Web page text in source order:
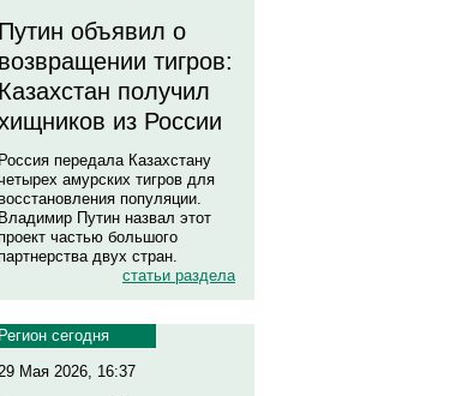
Путин объявил о
возвращении тигров:
Казахстан получил
из России
Россия передала Казахстану
амурских тигров для
восстановления популяции.
Владимир Путин назвал этот
проект частью большого
партнерства двух стран.
статьи раздела
Регион сегодня
Мая 2026, 16:37